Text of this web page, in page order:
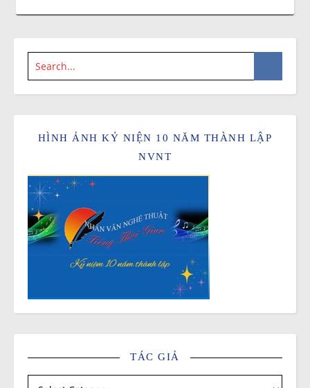
HÌNH ẢNH KỶ NIỆN 10 NĂM THÀNH LẬP
NVNT
TÁC GIẢ
Tác giả